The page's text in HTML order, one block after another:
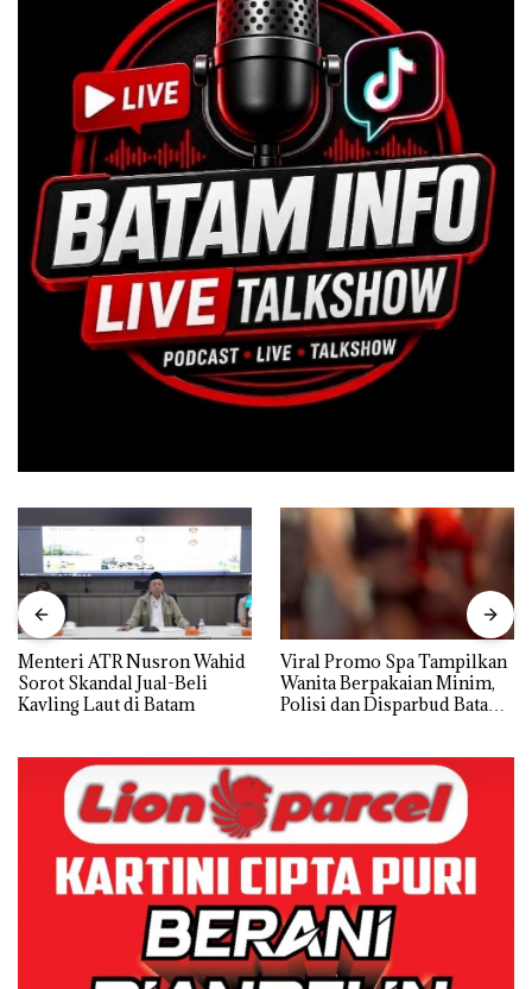
Menteri ATR Nusron Wahid
Sorot Skandal Jual-Beli
Kavling Laut di Batam
Viral Promo Spa Tampilkan
Wanita Berpakaian Minim,
Polisi dan Disparbud Batam